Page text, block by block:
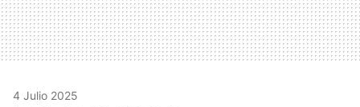
4 Julio 2025